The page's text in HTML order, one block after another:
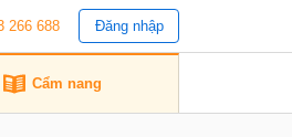
266 688 Đăng nhập
Cẩm nang